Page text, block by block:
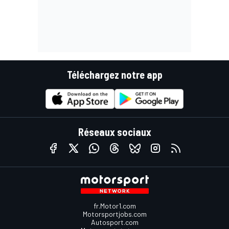
Téléchargez notre app
Réseaux sociaux
fr.Motor1.com
Motorsportjobs.com
Autosport.com